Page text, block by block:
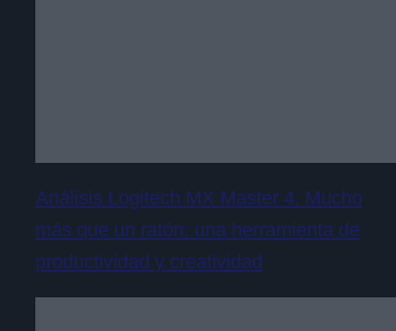
Análisis Logitech MX Master 4. Mucho
más que un ratón: una herramienta de
productividad y creatividad